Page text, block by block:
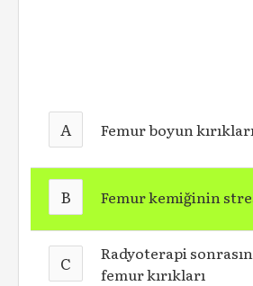
A Femur boyun
B Femur kemiğinin
C
Radyoterapi
femur kırıkları